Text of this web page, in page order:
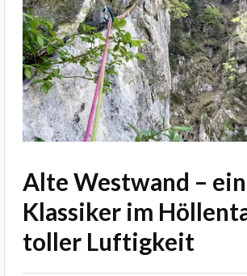
Alte Westwand –
Klassiker im
toller Luftigkeit